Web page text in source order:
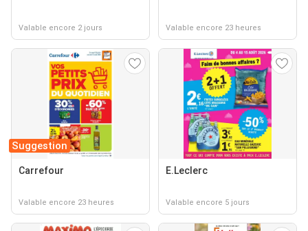
Valable encore 2 jours Valable encore 23 heures
Suggestion
Carrefour
Valable encore 23 heures
E.Leclerc
Valable encore 5 jours